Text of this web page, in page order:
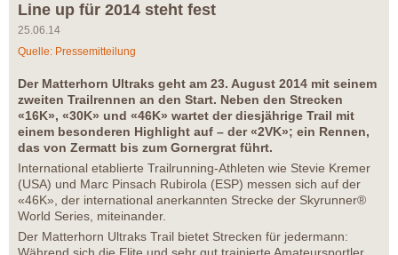
Line up für 2014 steht fest
25.06.14
Quelle: Pressemitteilung
Der Matterhorn Ultraks geht am 23. August 2014 mit seinem
zweiten Trailrennen an den Start. Neben den Strecken
«16K», «30K» und «46K» wartet der diesjährige Trail mit
einem besonderen Highlight auf – der «2VK»; ein Rennen,
das von Zermatt bis zum Gornergrat führt.
International etablierte Trailrunning-Athleten wie Stevie Kremer
(USA) und Marc Pinsach Rubirola (ESP) messen sich auf der
«46K», der international anerkannten Strecke der Skyrunner®
World Series, miteinander.
Der Matterhorn Ultraks Trail bietet Strecken für jedermann: